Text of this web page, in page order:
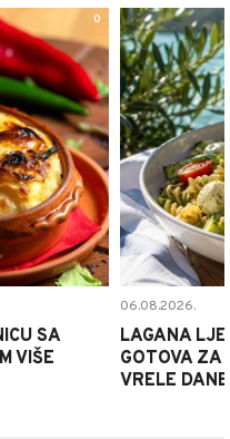
0
SA
VIŠE
06.08.2026.
LAGANA
GOTOVA ZA
VRELE DANE